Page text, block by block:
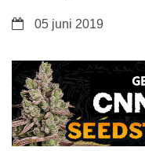
05 juni 2019